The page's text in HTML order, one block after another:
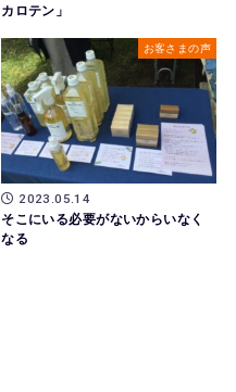
カロテン」
お客さまの声
2023.05.14
そこにいる必要がないからいなく
なる